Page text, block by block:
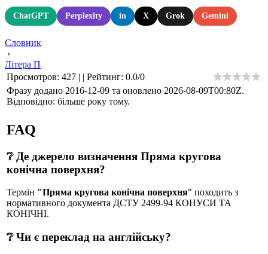
ChatGPT Perplexity in X Grok Gemini
Словник
›
Літера П
Просмотров: 427 | | Рейтинг: 0.0/0
Фразу додано 2016-12-09 та оновлено 2026-08-09T00:80Z.
Відповідно: більше року тому.
FAQ
❔ Де джерело визначення Пряма кругова
конічна поверхня?
Термін "Пряма кругова конічна поверхня" походить з
нормативного документа ДСТУ 2499-94 КОНУСИ ТА
КОНІЧНІ.
❔ Чи є переклад на англійську?